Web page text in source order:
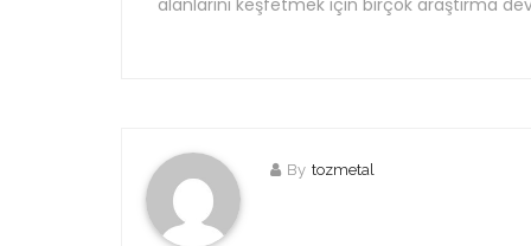
alanlarını keşfetmek için birçok araştırma
By tozmetal